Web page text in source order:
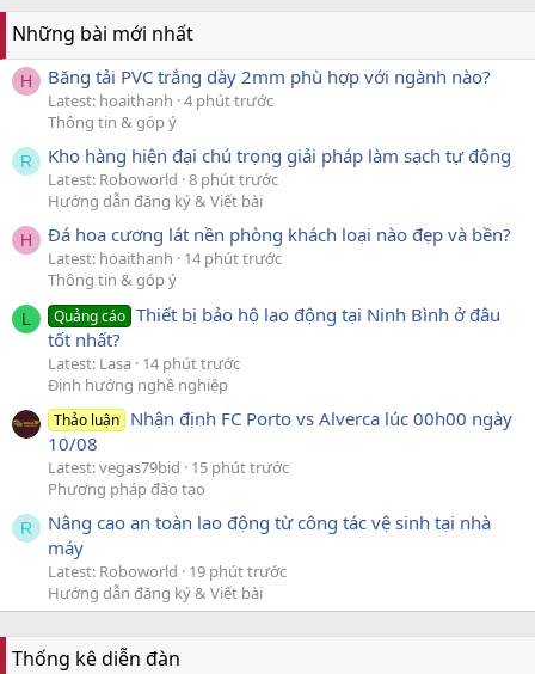
Những bài mới nhất
H Băng tải PVC trắng dày 2mm phù hợp với ngành nào?
Latest: hoaithanh 4 phút trước
Thông tin & góp ý
R Kho hàng hiện đại chú trọng giải pháp làm sạch tự động
Latest: Roboworld 8 phút trước
Hướng dẫn đăng ký & Viết bài
H Đá hoa cương lát nền phòng khách loại nào đẹp và bền?
Latest: hoaithanh
14 phút trước
Thông tin & góp ý
L Quảng cáo Thiết bị bảo hộ lao động tại Ninh Bình ở đâu
tốt nhất?
Latest: Lasa 14 phút trước
Định hướng nghề nghiệp
Thảo luận Nhận định FC Porto vs Alverca lúc 00h00 ngày
10/08
Latest: vegas79bid
15 phút trước
Phương pháp đào tạo
R
Nâng cao an toàn lao động từ công tác vệ sinh tại nhà
máy
Latest: Roboworld
19 phút trước
Hướng dẫn đăng ký & Viết bài
Thống kê diễn đàn